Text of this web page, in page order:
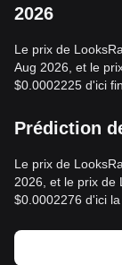
2026
Le prix de
Aug 2026, et le
$0.0002225 d'ici
Prédiction
Le prix de
2026, et le prix de
$0.0002276 d'ici